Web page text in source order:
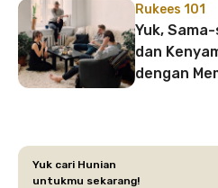
Rukees 101
Yuk,
dan
dengan
Yuk cari Hunian
untukmu sekarang!